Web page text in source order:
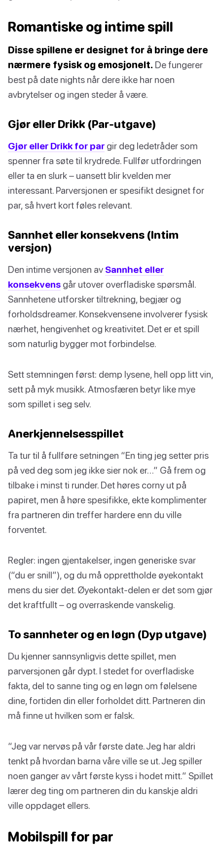
Romantiske og intime spill
Disse spillene er designet for å bringe dere
nærmere fysisk og emosjonelt. De fungerer
best på date nights når dere ikke har noen
avbrytelser og ingen steder å være.
Gjør eller Drikk (Par-utgave)
Gjør eller Drikk for par gir deg ledetråder som
spenner fra søte til krydrede. Fullfør utfordringen
eller ta en slurk – uansett blir kvelden mer
interessant. Parversjonen er spesifikt designet for
par, så hvert kort føles relevant.
Sannhet eller konsekvens (Intim
versjon)
Den intime versjonen av Sannhet eller
konsekvens går utover overfladiske spørsmål.
Sannhetene utforsker tiltrekning, begjær og
forholdsdreamer. Konsekvensene involverer fysisk
nærhet, hengivenhet og kreativitet. Det er et spill
som naturlig bygger mot forbindelse.
Sett stemningen først: demp lysene, hell opp litt vin,
sett på myk musikk. Atmosfæren betyr like mye
som spillet i seg selv.
Anerkjennelsesspillet
Ta tur til å fullføre setningen “En ting jeg setter pris
på ved deg som jeg ikke sier nok er…” Gå frem og
tilbake i minst ti runder. Det høres corny ut på
papiret, men å høre spesifikke, ekte komplimenter
fra partneren din treffer hardere enn du ville
forventet.
Regler: ingen gjentakelser, ingen generiske svar
(“du er snill”), og du må opprettholde øyekontakt
mens du sier det. Øyekontakt-delen er det som gjør
det kraftfullt – og overraskende vanskelig.
To sannheter og en løgn (Dyp utgave)
Du kjenner sannsynligvis dette spillet, men
parversjonen går dypt. I stedet for overfladiske
fakta, del to sanne ting og en løgn om følelsene
dine, fortiden din eller forholdet ditt. Partneren din
må finne ut hvilken som er falsk.
“Jeg var nervøs på vår første date. Jeg har aldri
tenkt på hvordan barna våre ville se ut. Jeg spiller
noen ganger av vårt første kyss i hodet mitt.” Spillet
lærer deg ting om partneren din du kanskje aldri
ville oppdaget ellers.
Mobilspill for par